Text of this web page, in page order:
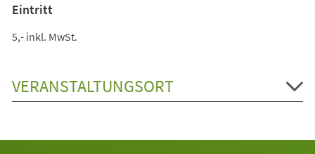
Eintritt
5,- inkl. MwSt.
VERANSTALTUNGSORT